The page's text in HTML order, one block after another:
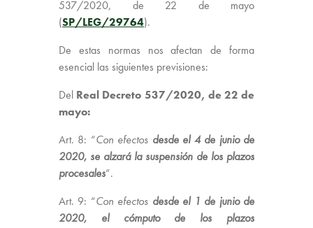
537/2020, de 22 de mayo
(SP/LEG/29764).
De estas normas nos afectan de forma
esencial las siguientes previsiones:
Del Real Decreto 537/2020, de 22 de
mayo:
Art. 8: “Con efectos desde el 4 de junio de
2020, se alzará la suspensión de los plazos
procesales”.
Art. 9: “Con efectos desde el 1 de junio de
2020, el cómputo de los plazos